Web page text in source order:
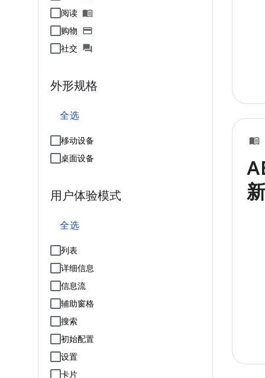
阅读
购物
社交
外形规格
全选
移动设备
桌面设备
用户体验模式
全选
列表
详细信息
信息流
辅助窗格
搜索
初始配置
设置
卡片